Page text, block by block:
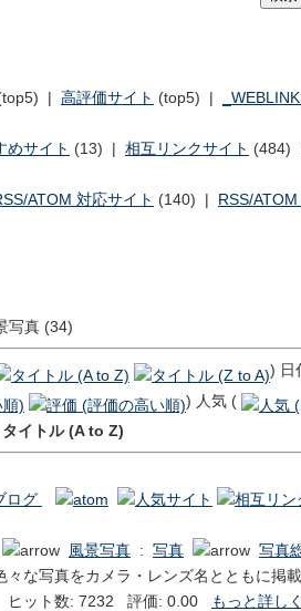
| 高評価サイト (top5) |
めサイト (13) | 相互リンクサイト
ATOM 対応サイト (140) | RSS/
写真 (34)
) 日
) 人気 (
イトル (A to Z)
ログ
風景写真 : 写真
写真
な写真をカメラ・レンズ名とともに掲載
ヒット数: 7232 評価: 0.00
もっと詳しく